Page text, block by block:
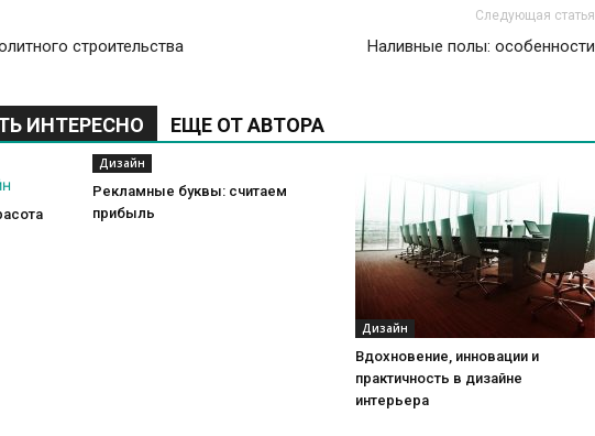
строительства
Следующая статья
Наливные полы: особенности
ИНТЕРЕСНО ЕЩЕ ОТ АВТОРА
Дизайн
Рекламные буквы: считаем
прибыль
Дизайн
Вдохновение, инновации и
практичность в дизайне
интерьера